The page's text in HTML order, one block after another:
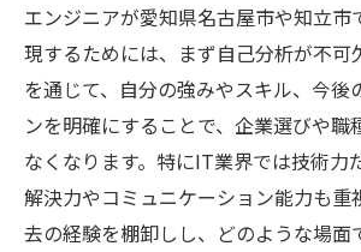
エンジニアが愛知県名古屋市や知立市
現するためには、まず自己分析が不可
を通じて、自分の強みやスキル、今後
ンを明確にすることで、企業選びや職
なくなります。特にIT業界では技術力
解決力やコミュニケーション能力も重
去の経験を棚卸しし、どのような場面